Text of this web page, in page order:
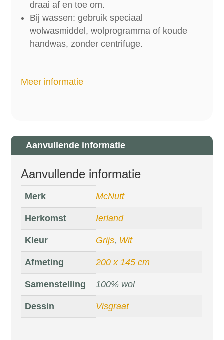
draai af en toe om.
Bij wassen: gebruik speciaal
wolwasmiddel, wolprogramma of koude
handwas, zonder centrifuge.
Meer informatie
Aanvullende informatie
Aanvullende informatie
Merk McNutt
Herkomst Ierland
Kleur Grijs, Wit
Afmeting 200 x 145 cm
Samenstelling 100% wol
Dessin Visgraat